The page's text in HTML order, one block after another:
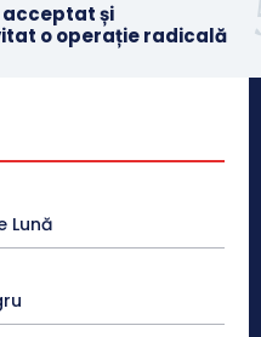
acceptat și
o operație radicală
Lună